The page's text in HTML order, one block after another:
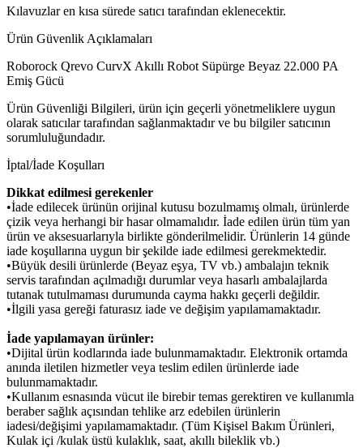
Kılavuzlar en kısa sürede satıcı tarafından eklenecektir.
Ürün Güvenlik Açıklamaları
Roborock Qrevo CurvX Akıllı Robot Süpürge Beyaz 22.000 PA
Emiş Gücü
Ürün Güvenliği Bilgileri, ürün için geçerli yönetmeliklere uygun
olarak satıcılar tarafından sağlanmaktadır ve bu bilgiler satıcının
sorumluluğundadır.
İptal/İade Koşulları
Dikkat edilmesi gerekenler
•İade edilecek ürünün orijinal kutusu bozulmamış olmalı, ürünlerde
çizik veya herhangi bir hasar olmamalıdır. İade edilen ürün tüm yan
ürün ve aksesuarlarıyla birlikte gönderilmelidir. Ürünlerin 14 günde
iade koşullarına uygun bir şekilde iade edilmesi gerekmektedir.
•Büyük desili ürünlerde (Beyaz eşya, TV vb.) ambalajın teknik
servis tarafından açılmadığı durumlar veya hasarlı ambalajlarda
tutanak tutulmaması durumunda cayma hakkı geçerli değildir.
•İlgili yasa gereği faturasız iade ve değişim yapılamamaktadır.
İade yapılamayan ürünler:
•Dijital ürün kodlarında iade bulunmamaktadır. Elektronik ortamda
anında iletilen hizmetler veya teslim edilen ürünlerde iade
bulunmamaktadır.
•Kullanım esnasında vücut ile birebir temas gerektiren ve kullanımla
beraber sağlık açısından tehlike arz edebilen ürünlerin
iadesi/değişimi yapılamamaktadır. (Tüm Kişisel Bakım Ürünleri,
Kulak içi /kulak üstü kulaklık, saat, akıllı bileklik vb.)